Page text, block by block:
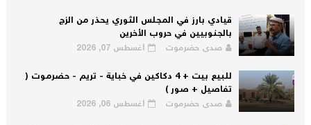
قيادي بارز في المجلس الثوري يحذر من الزج
بالجنوبيين في حروب الأخرين
صدى حضرموت أغسطس 07, 2026
للبيع بيت + 4 دكاكين في خباية - تريم - حضرموت (
تفاصيل + صور )
صدى حضرموت أغسطس 06, 2026